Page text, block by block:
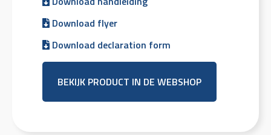
Download flyer
Download declaration form
BEKIJK PRODUCT IN DE WEBSHOP